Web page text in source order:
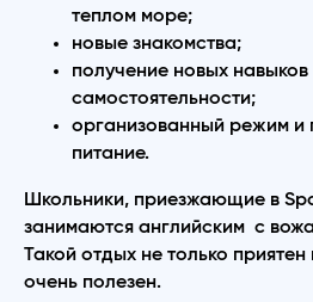
теплом море;
новые знакомства;
получение новых
самостоятельности;
организованный режим и
питание.
Школьники, приезжающие в
занимаются английским с
Такой отдых не только
очень полезен.